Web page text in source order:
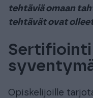
tehtäviä omaan
tehtävät ovat olleet
Opiskelijoille